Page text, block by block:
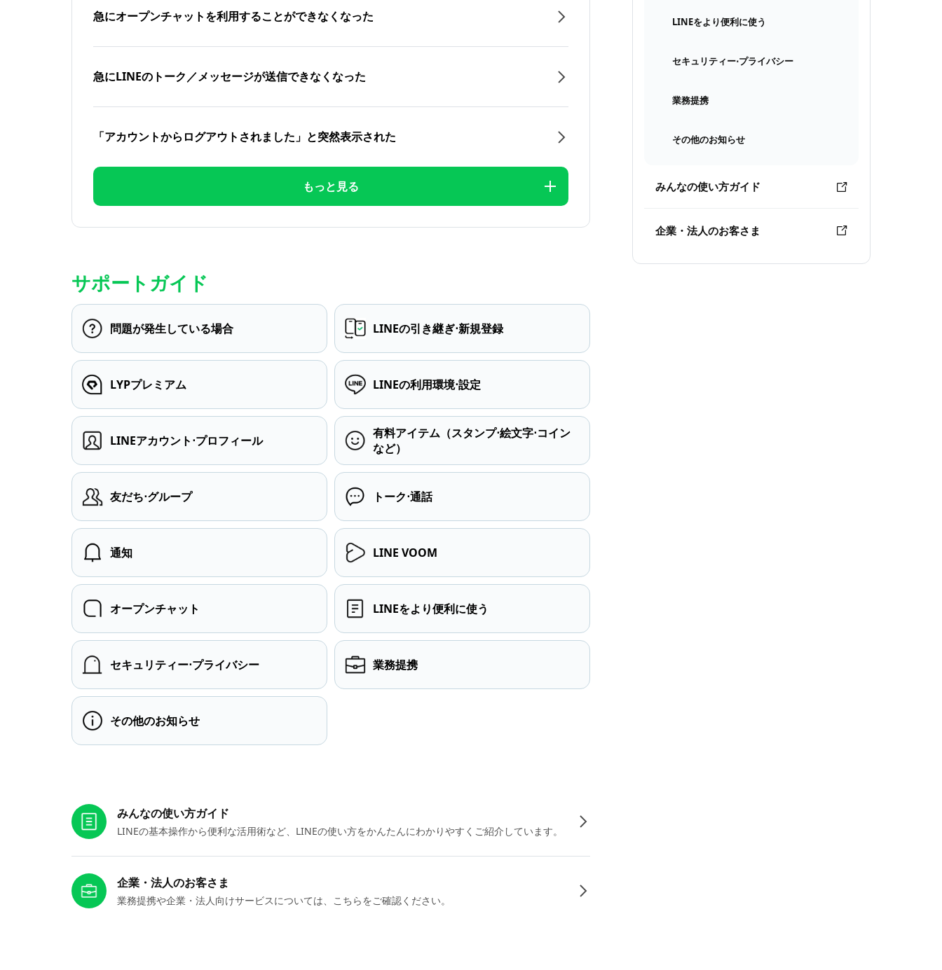
LINEをより便利に使う
セキュリティー⋅プライバシー
業務提携
その他のお知らせ
みんなの使い方ガイド
企業・法人のお客さま
急にオープンチャットを利用することができなくなった
急にLINEのトーク／メッセージが送信できなくなった
「アカウントからログアウトされました」と突然表示された
もっと見る
サポートガイド
問題が発生している場合 LINEの引き継ぎ⋅新規登録
LYPプレミアム LINEの利用環境⋅設定
LINEアカウント⋅プロフィール
有料アイテム（スタンプ⋅絵文字⋅コイン
など）
友だち⋅グループ トーク⋅通話
通知 LINE VOOM
オープンチャット LINEをより便利に使う
セキュリティー⋅プライバシー 業務提携
その他のお知らせ
みんなの使い方ガイド
LINEの基本操作から便利な活用術など、LINEの使い方をかんたんにわかりやすくご紹介しています。
企業・法人のお客さま
業務提携や企業・法人向けサービスについては、こちらをご確認ください。